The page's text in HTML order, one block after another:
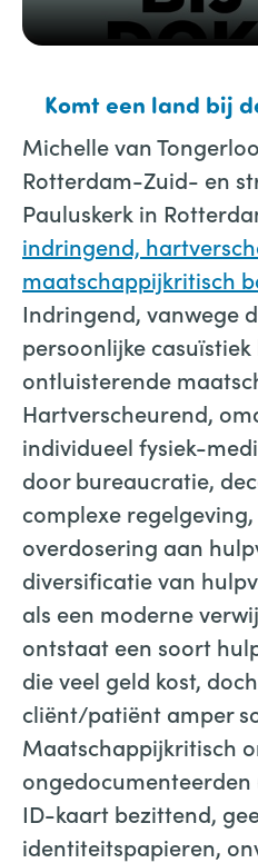
Komt een land bij
Michelle van
Rotterdam-Zuid- en
Pauluskerk in
indringend,
maatschappijkritisch
Indringend, vanwege
persoonlijke
ontluisterende
Hartverscheurend,
individueel fysiek-
door bureaucratie,
complexe
overdosering aan
diversificatie van
als een moderne
ontstaat een soort
die veel geld kost,
cliënt/patiënt amper
Maatschappijkritisch
ID-kaart bezittend,
identiteitspapieren,